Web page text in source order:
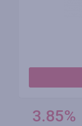
3.85%